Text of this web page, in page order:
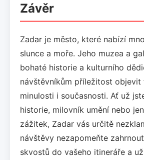
Závěr
Zadar je město, které nabízí
slunce a moře. Jeho muzea a
bohaté historie a kulturního
návštěvníkům příležitost
minulosti i současnosti. Ať už
historie, milovník umění nebo
zážitek, Zadar vás určitě
návštěvy nezapomeňte
skvostů do vašeho itineráře a